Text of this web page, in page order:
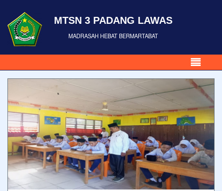
MTSN 3 PADANG LAWAS
MADRASAH HEBAT BERMARTABAT